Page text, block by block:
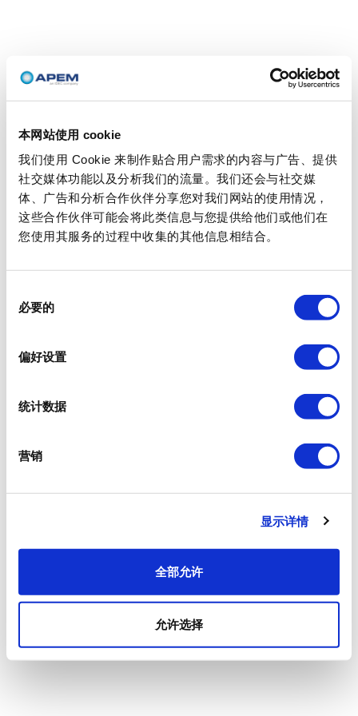
本网站使用 cookie
我们使用 Cookie 来制作贴合用户需求的内容与广告、提供
社交媒体功能以及分析我们的流量。我们还会与社交媒
体、广告和分析合作伙伴分享您对我们网站的使用情况，
这些合作伙伴可能会将此类信息与您提供给他们或他们在
您使用其服务的过程中收集的其他信息相结合。
必要的
偏好设置
统计数据
营销
显示详情
全部允许
允许选择